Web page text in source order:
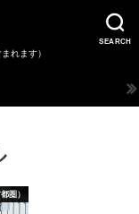
SEARCH
れます）
圏）